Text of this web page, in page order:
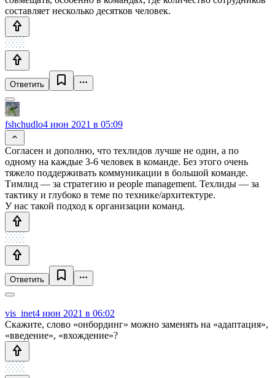
составляет несколько десятков человек.
Ответить
fshchudlo4 июн 2021 в 05:09
Согласен и дополню, что техлидов лучше не один, а по
одному на каждые 3-6 человек в команде. Без этого очень
тяжело поддерживать коммуникации в большой команде.
Тимлид — за стратегию и people management. Техлиды — за
тактику и глубоко в теме по технике/архитектуре.
У нас такой подход к организации команд.
Ответить
vis_inet4 июн 2021 в 06:02
Скажите, слово «онбординг» можно заменять на «адаптация»,
«введение», «вхождение»?